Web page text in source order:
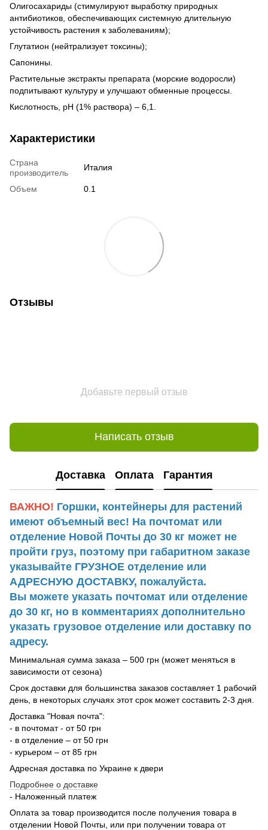
Олигосахариды (стимулируют выработку природных
антибиотиков, обеспечивающих системную длительную
устойчивость растения к заболеваниям);
Глутатион (нейтрализует токсины);
Сапонины.
Растительные экстракты препарата (морские водоросли)
подпитывают культуру и улучшают обменные процессы.
Кислотность, рН (1% раствора) – 6,1.
Характеристики
Страна
производитель
Италия
Объем 0.1
Отзывы
Добавьте первый отзыв
Написать отзыв
Доставка Оплата Гарантия
ВАЖНО! Горшки, контейнеры для растений
имеют объемный вес! На почтомат или
отделение Новой Почты до 30 кг может не
пройти груз, поэтому при габаритном заказе
указывайте ГРУЗНОЕ отделение или
АДРЕСНУЮ ДОСТАВКУ, пожалуйста.
Вы можете указать почтомат или отделение
до 30 кг, но в комментариях дополнительно
указать грузовое отделение или доставку по
адресу.
Минимальная сумма заказа – 500 грн (может меняться в
зависимости от сезона)
Срок доставки для большинства заказов составляет 1 рабочий
день, в некоторых случаях этот срок может составить 2-3 дня.
Доставка "Новая почта":
- в почтомат - от 50 грн
- в отделение – от 50 грн
- курьером – от 85 грн
Адресная доставка по Украине к двери
Подробнее о доставке
- Наложенный платеж
Оплата за товар производится после получения товара в
отделении Новой Почты, или при получении товара от